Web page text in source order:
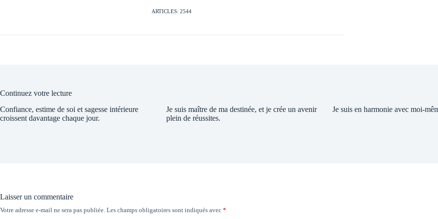
ARTICLES: 2544
Continuez votre lecture
Confiance, estime de soi et sagesse intérieure
croissent davantage chaque jour.
Je suis maître de ma destinée, et je crée un avenir
plein de réussites.
Je suis en harmonie avec moi-
Laisser un commentaire
Votre adresse e-mail ne sera pas publiée. Les champs obligatoires sont indiqués avec *